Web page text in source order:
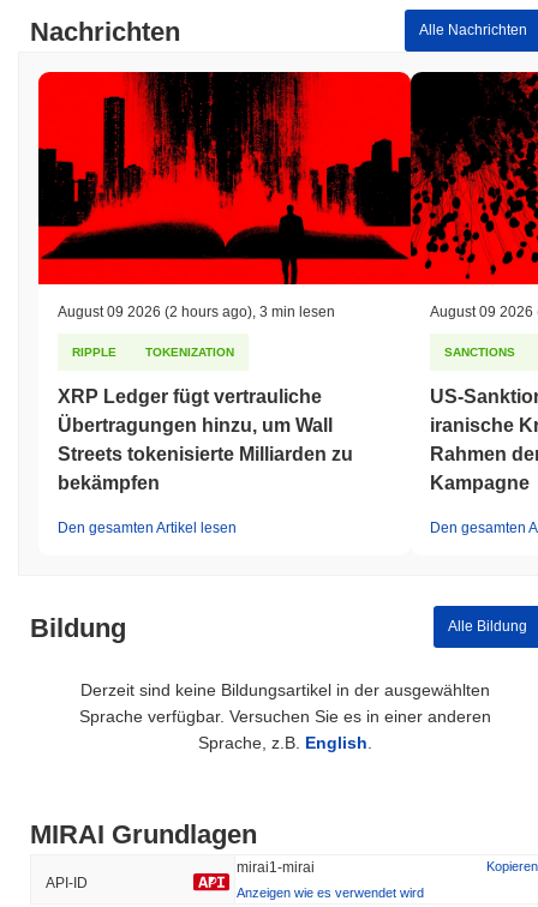
Preisentwicklung von MIRAI im Vergleich zur breiteren
Nachrichten Alle Nachrichten
August 09 2026 (2 hours ago) 3 min lesen
RIPPLE TOKENIZATION
XRP Ledger fügt vertrauliche
Übertragungen hinzu, um Wall
Streets tokenisierte Milliarden zu
bekämpfen
Den gesamten Artikel lesen
August 09 2026
SANCTIONS
US-
iranische
Rahmen
Kampagne
Den gesamten
Bildung Alle Bildung
Derzeit sind keine Bildungsartikel in der ausgewählten
Sprache verfügbar. Versuchen Sie es in einer anderen
Sprache, z.B. English
MIRAI Grundlagen
API-ID
mirai1-mirai
Kopieren
Anzeigen wie es verwendet wird